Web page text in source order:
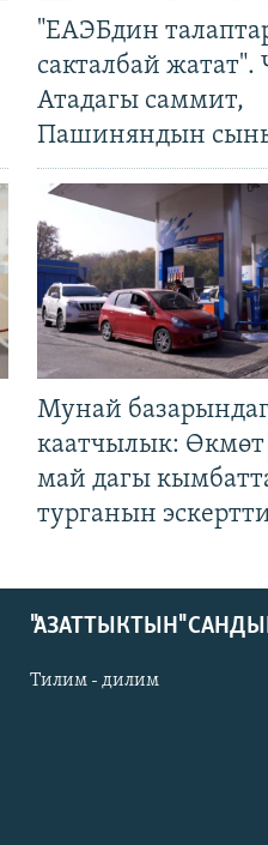
"ЕАЭБдин
сакталбай жатат".
Атадагы саммит,
Пашиняндын
Мунай
каатчылык:
май дагы
турганын
"АЗАТТЫКТЫН"
Тилим - дилим